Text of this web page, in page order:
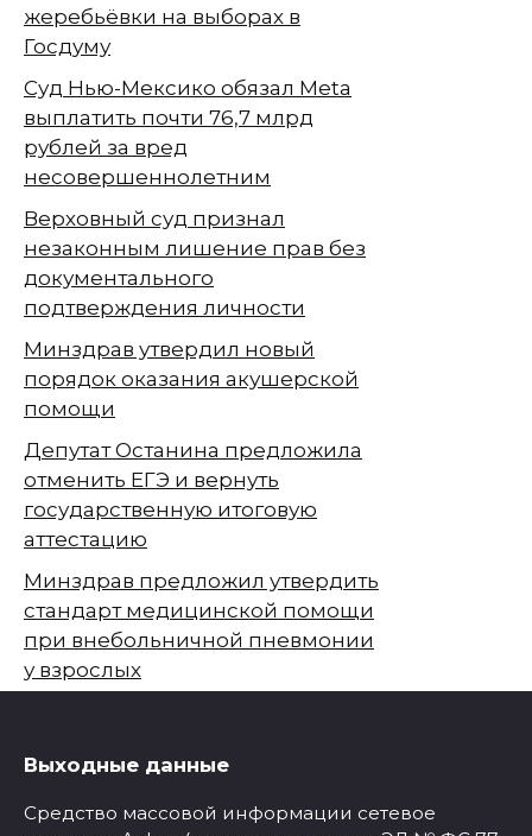
жеребьёвки на выборах в
Госдуму
Суд Нью-Мексико обязал Meta
выплатить почти 76,7 млрд
рублей за вред
несовершеннолетним
Верховный суд признал
незаконным лишение прав без
документального
подтверждения личности
Минздрав утвердил новый
порядок оказания акушерской
помощи
Депутат Останина предложила
отменить ЕГЭ и вернуть
государственную итоговую
аттестацию
Минздрав предложил утвердить
стандарт медицинской помощи
при внебольничной пневмонии
у взрослых
Выходные данные
Средство массовой информации сетевое